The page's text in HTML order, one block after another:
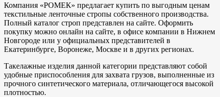
Компания «РОМЕК» предлагает купить по выгодным ценам
текстильные ленточные стропы собственного производства.
Полный каталог строп представлен на сайте. Оформить
покупку можно онлайн на сайте, в офисе компании в Нижнем
Новгороде или у официальных представителей в
Екатеринбурге, Воронеже, Москве и в других регионах.
Такелажные изделия данной категории представляют собой
удобные приспособления для захвата грузов, выполненные из
прочного синтетического материала, отличающегося высокой
плотностью.